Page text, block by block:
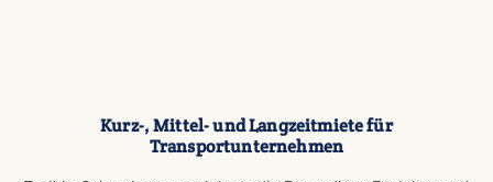
Kurz-, Mittel- und Langzeitmiete für
Transportunternehmen